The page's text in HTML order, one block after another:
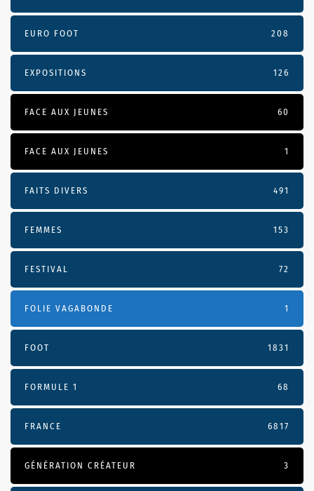
EURO FOOT 208
EXPOSITIONS 126
FACE AUX JEUNES 60
FACE AUX JEUNES 1
FAITS DIVERS 491
FEMMES 153
FESTIVAL 72
FOLIE VAGABONDE 1
FOOT 1831
FORMULE 1 68
FRANCE 6817
GÉNÉRATION CRÉATEUR 3